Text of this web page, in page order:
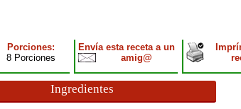
Porciones:
8 Porciones
Envía esta receta a un
amig@
Ingredientes